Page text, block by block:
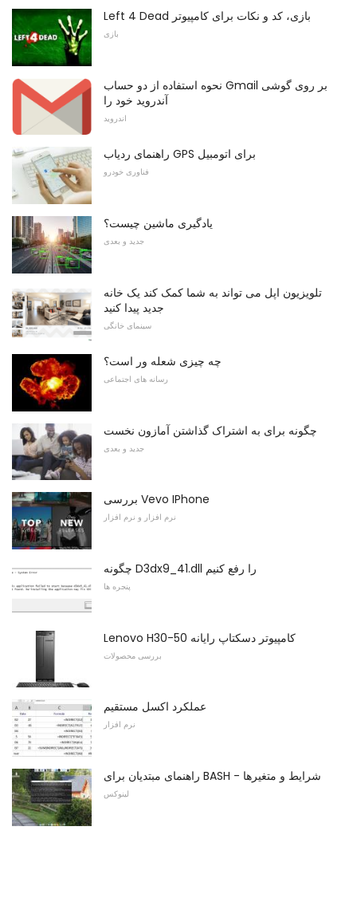
Left 4 Dead بازی، کد و نکات برای کامپیوتر
بازی
نحوه استفاده از دو حساب Gmail بر روی گوشی
آندروید خود را
اندروید
راهنمای ردیاب GPS برای اتومبیل
فناوری خودرو
یادگیری ماشین چیست؟
جدید و بعدی
تلویزیون اپل می تواند به شما کمک کند یک خانه
جدید پیدا کنید
سینمای خانگی
چه چیزی شعله ور است؟
رسانه های اجتماعی
چگونه برای به اشتراک گذاشتن آمازون نخست
جدید و بعدی
بررسی Vevo IPhone
نرم افزار و نرم افزار
چگونه D3dx9_41.dll را رفع کنیم
پنجره ها
Lenovo H30-50 کامپیوتر دسکتاپ رایانه
بررسی محصولات
عملکرد اکسل مستقیم
نرم افزار
راهنمای مبتدیان برای BASH - شرایط و متغیرها
لینوکس